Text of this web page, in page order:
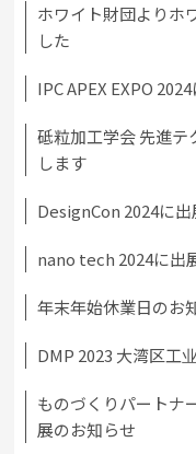
ホワイト財団よりホ
した
IPC APEX EXPO
砥粒加工学会 先進テ
します
DesignCon 2024に
nano tech 2024に出
年末年始休業日のお
DMP 2023 大湾区工
ものづくりパートナ
展のお知らせ